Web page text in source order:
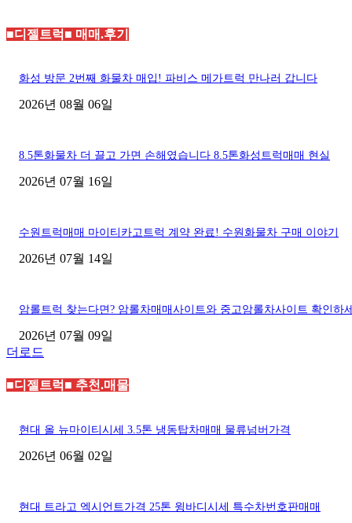
■디젤트럭■ 매매.후기
화성 방문 2번째 화물차 매입! 파비스 메가트럭 만나러 갑니다
2026년 08월 06일
8.5톤화물차 더 끌고 가면 손해였습니다 8.5톤화성트럭매매 현실
2026년 07월 16일
수원트럭매매 마이티카고트럭 계약 완료! 수원화물차 구매 이야기
2026년 07월 14일
암롤트럭 찾는다면? 암롤차매매사이트와 중고암롤차사이트 확인하
2026년 07월 09일
더로드
■디젤트럭■ 추천.매물
현대 올 뉴마이티시세 3.5톤 냉동탑차매매 물류넘버가격
2026년 06월 02일
현대 트라고 엑시언트가격 25톤 윙바디시세 특수차번호판매매